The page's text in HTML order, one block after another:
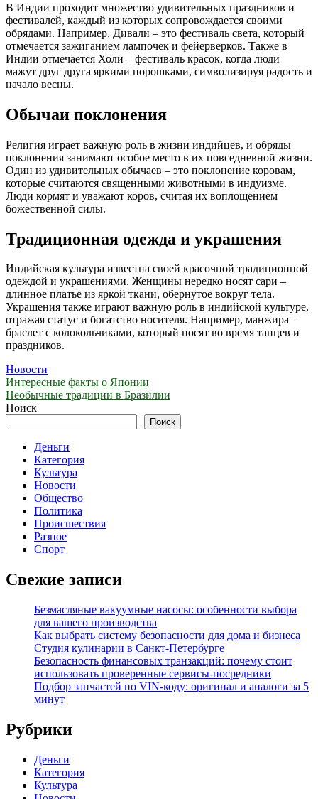
В Индии проходит множество удивительных праздников и
фестивалей, каждый из которых сопровождается своими
обрядами. Например, Дивали – это фестиваль света, который
отмечается зажиганием лампочек и фейерверков. Также в
Индии отмечается Холи – фестиваль красок, когда люди
мажут друг друга яркими порошками, символизируя радость и
начало весны.
Обычаи поклонения
Религия играет важную роль в жизни индийцев, и обряды
поклонения занимают особое место в их повседневной жизни.
Один из удивительных обычаев – это поклонение коровам,
которые считаются священными животными в индуизме.
Люди кормят и уважают коров, считая их воплощением
божественной силы.
Традиционная одежда и украшения
Индийская культура известна своей красочной традиционной
одеждой и украшениями. Женщины нередко носят сари –
длинное платье из яркой ткани, обернутое вокруг тела.
Украшения также играют важную роль в индийской культуре,
отражая статус и богатство носителя. Например, манжира –
браслет с колокольчиками, который носят во время танцев и
праздников.
Новости
Навигация
по
Интересные факты о Японии
Необычные традиции в Бразилии
Поиск
Поиск
Деньги
Категория
Культура
Новости
Общество
Политика
Происшествия
Разное
Спорт
Свежие записи
Безмасляные вакуумные насосы: особенности выбора
для вашего производства
Как выбрать систему безопасности для дома и бизнеса
Студия кулинарии в Санкт-Петербурге
Безопасность финансовых транзакций: почему стоит
использовать проверенные сервисы-посредники
Подбор запчастей по VIN-коду: оригинал и аналоги за 5
минут
Рубрики
Деньги
Категория
Культура